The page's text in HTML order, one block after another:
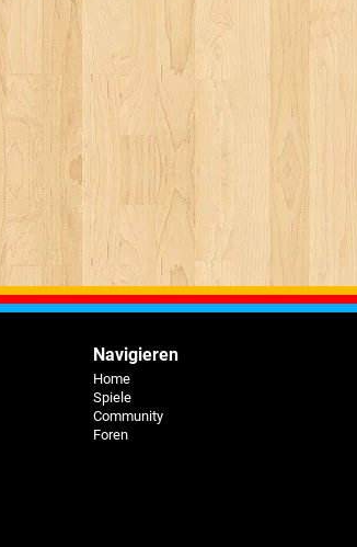
Navigieren
Home
Spiele
Community
Foren